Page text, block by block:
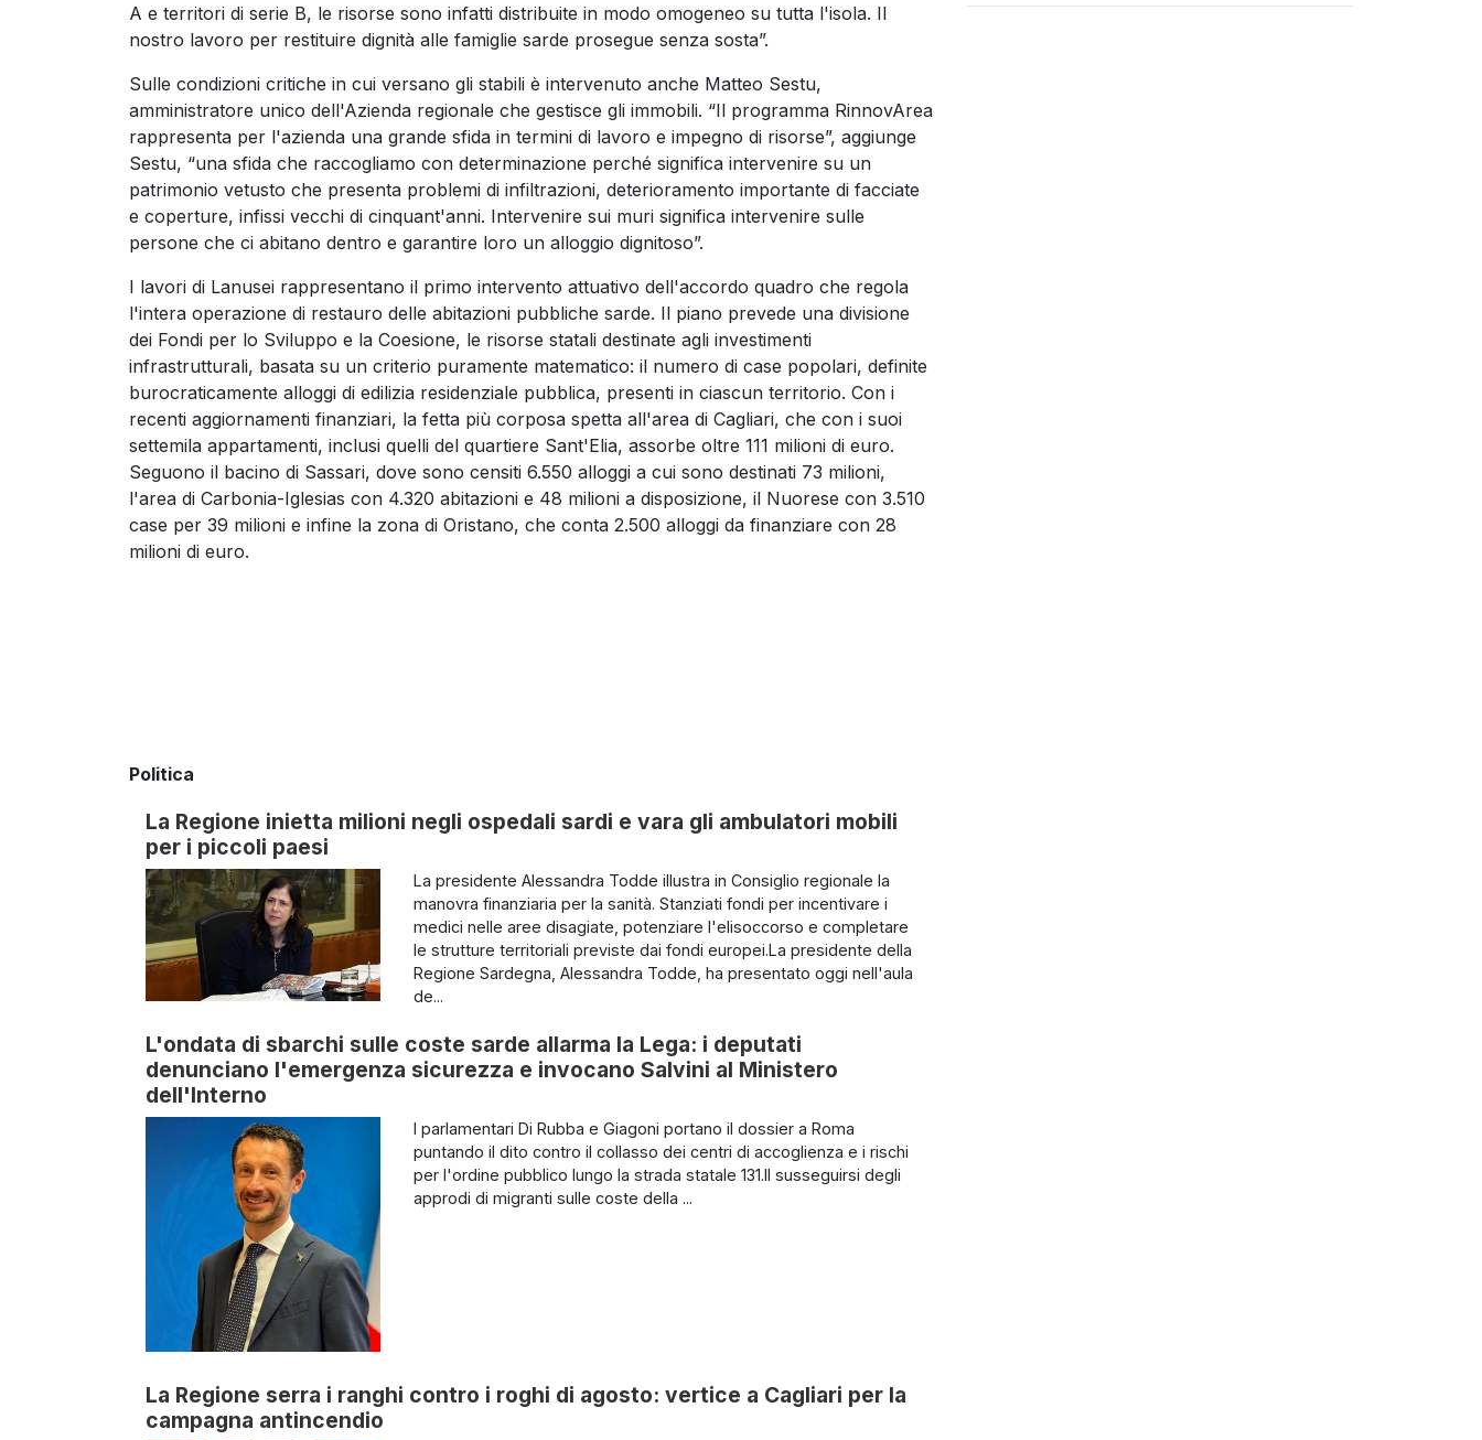
A e territori di serie B, le risorse sono infatti distribuite in modo omogeneo su tutta l'isola. Il
nostro lavoro per restituire dignità alle famiglie sarde prosegue senza sosta”.
Sulle condizioni critiche in cui versano gli stabili è intervenuto anche Matteo Sestu,
amministratore unico dell'Azienda regionale che gestisce gli immobili. “Il programma RinnovArea
rappresenta per l'azienda una grande sfida in termini di lavoro e impegno di risorse”, aggiunge
Sestu, “una sfida che raccogliamo con determinazione perché significa intervenire su un
patrimonio vetusto che presenta problemi di infiltrazioni, deterioramento importante di facciate
e coperture, infissi vecchi di cinquant'anni. Intervenire sui muri significa intervenire sulle
persone che ci abitano dentro e garantire loro un alloggio dignitoso”.
I lavori di Lanusei rappresentano il primo intervento attuativo dell'accordo quadro che regola
l'intera operazione di restauro delle abitazioni pubbliche sarde. Il piano prevede una divisione
dei Fondi per lo Sviluppo e la Coesione, le risorse statali destinate agli investimenti
infrastrutturali, basata su un criterio puramente matematico: il numero di case popolari, definite
burocraticamente alloggi di edilizia residenziale pubblica, presenti in ciascun territorio. Con i
recenti aggiornamenti finanziari, la fetta più corposa spetta all'area di Cagliari, che con i suoi
settemila appartamenti, inclusi quelli del quartiere Sant'Elia, assorbe oltre 111 milioni di euro.
Seguono il bacino di Sassari, dove sono censiti 6.550 alloggi a cui sono destinati 73 milioni,
l'area di Carbonia-Iglesias con 4.320 abitazioni e 48 milioni a disposizione, il Nuorese con 3.510
case per 39 milioni e infine la zona di Oristano, che conta 2.500 alloggi da finanziare con 28
milioni di euro.
Politica
La Regione inietta milioni negli ospedali sardi e vara gli ambulatori mobili
per i piccoli paesi
La presidente Alessandra Todde illustra in Consiglio regionale la
manovra finanziaria per la sanità. Stanziati fondi per incentivare i
medici nelle aree disagiate, potenziare l'elisoccorso e completare
le strutture territoriali previste dai fondi europei.La presidente della
Regione Sardegna, Alessandra Todde, ha presentato oggi nell'aula
de...
L'ondata di sbarchi sulle coste sarde allarma la Lega: i deputati
denunciano l'emergenza sicurezza e invocano Salvini al Ministero
dell'Interno
I parlamentari Di Rubba e Giagoni portano il dossier a Roma
puntando il dito contro il collasso dei centri di accoglienza e i rischi
per l'ordine pubblico lungo la strada statale 131.Il susseguirsi degli
approdi di migranti sulle coste della ...
La Regione serra i ranghi contro i roghi di agosto: vertice a Cagliari per la
campagna antincendio